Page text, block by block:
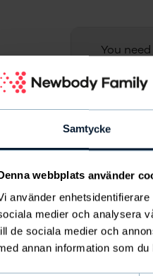
Samtycke
webbplats använder
använder
medier och analysera
de sociala medier och
annan information som
You
Eldsjälen som